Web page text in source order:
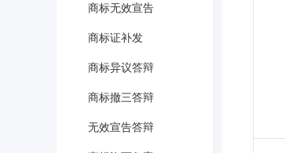
商标无效宣告
商标证补发
商标异议答辩
商标撤三答辩
无效宣告答辩